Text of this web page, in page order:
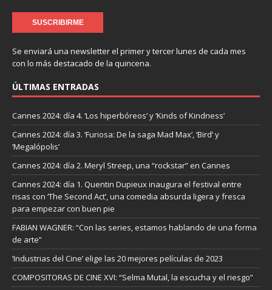
Se enviará una newsletter el primer y tercer lunes de cada mes
con lo más destacado de la quincena.
ÚLTIMAS ENTRADAS
Cannes 2024: día 4. ‘Los hiperbóreos’ y ‘Kinds of Kindness’
Cannes 2024: día 3. ‘Furiosa: De la saga Mad Max’, ‘Bird’ y
‘Megalópolis’
Cannes 2024: día 2. Meryl Streep, una “rockstar” en Cannes
Cannes 2024: día 1. Quentin Dupieux inaugura el festival entre
risas con ‘The Second Act’, una comedia absurda ligera y fresca
para empezar con buen pie
FABIAN WAGNER: “Con las series, estamos hablando de una forma
de arte”
‘Industrias del Cine’ elige las 20 mejores películas de 2023
COMPOSITORAS DE CINE XVI: “Selma Mutal, la escucha y el riesgo”